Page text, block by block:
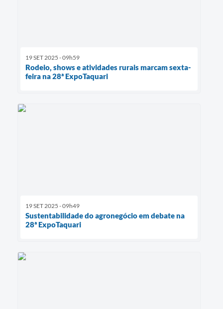
19 SET 2025 - 09h59
Rodeio, shows e atividades rurais marcam sexta-
feira na 28ª ExpoTaquari
19 SET 2025 - 09h49
Sustentabilidade do agronegócio em debate na
28ª ExpoTaquari